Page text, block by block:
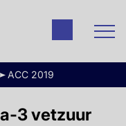
ACC 2019
3 vetzuur